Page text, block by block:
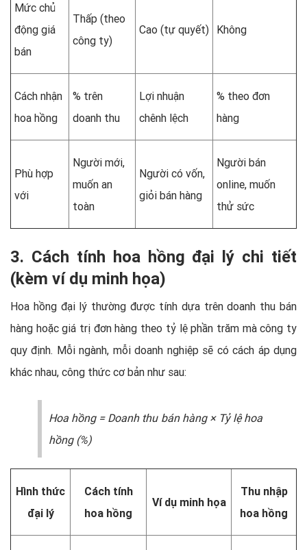
Mức chủ
động giá
bán
Thấp (theo
công ty)
Cao (tự quyết) Không
Cách nhận
hoa hồng
% trên
doanh thu
Lợi nhuận
chênh lệch
% theo đơn
hàng
Phù hợp
với
Người mới,
muốn an
toàn
Người có vốn,
giỏi bán hàng
Người bán
online, muốn
thử sức
3. Cách tính hoa hồng đại lý chi tiết
(kèm ví dụ minh họa)
Hoa hồng đại lý thường được tính dựa trên doanh thu bán
hàng hoặc giá trị đơn hàng theo tỷ lệ phần trăm mà công ty
quy định. Mỗi ngành, mỗi doanh nghiệp sẽ có cách áp dụng
khác nhau, công thức cơ bản như sau:
Hoa hồng = Doanh thu bán hàng × Tỷ lệ hoa
hồng (%)
Hình thức
đại lý
Cách tính
hoa hồng
Ví dụ minh họa
Thu nhập
hoa hồng